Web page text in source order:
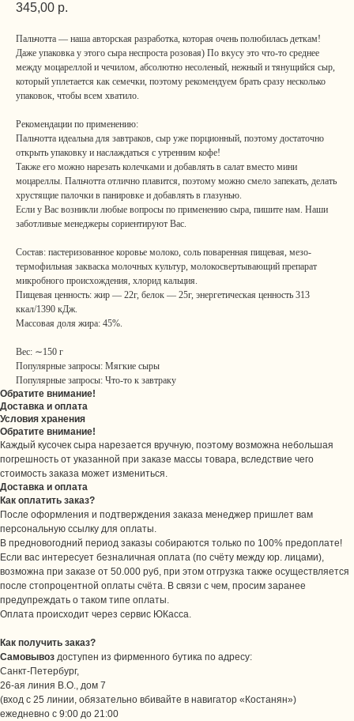
345,00 р.
Пальчотта — наша авторская разработка, которая очень полюбилась деткам!
Даже упаковка у этого сыра неспроста розовая) По вкусу это что-то среднее
между моцареллой и чечилом, абсолютно несоленый, нежный и тянущийся сыр,
который уплетается как семечки, поэтому рекомендуем брать сразу несколько
упаковок, чтобы всем хватило.
Рекомендации по применению:
Пальчотта идеальна для завтраков, сыр уже порционный, поэтому достаточно
открыть упаковку и наслаждаться с утренним кофе!
Также его можно нарезать колечками и добавлять в салат вместо мини
моцареллы. Пальчотта отлично плавится, поэтому можно смело запекать, делать
хрустящие палочки в панировке и добавлять в глазунью.
Если у Вас возникли любые вопросы по применению сыра, пишите нам. Наши
заботливые менеджеры сориентируют Вас.
Состав: пастеризованное коровье молоко, соль поваренная пищевая, мезо-
термофильная закваска молочных культур, молокосвертывающий препарат
микробного происхождения, хлорид кальция.
Пищевая ценность: жир — 22г, белок — 25г, энергетическая ценность 313
ккал/1390 кДж.
Массовая доля жира: 45%.
Вес: ∼150 г
Популярные запросы: Мягкие сыры
Популярные запросы: Что-то к завтраку
Обратите внимание!
Доставка и оплата
Условия хранения
Обратите внимание!
Каждый кусочек сыра нарезается вручную, поэтому возможна небольшая
погрешность от указанной при заказе массы товара, вследствие чего
стоимость заказа может измениться.
Доставка и оплата
Как оплатить заказ?
После оформления и подтверждения заказа менеджер пришлет вам
персональную ссылку для оплаты.
В предновогодний период заказы собираются только по 100% предоплате!
Если вас интересует безналичная оплата (по счёту между юр. лицами),
возможна при заказе от 50.000 руб, при этом отгрузка также осуществляется
после стопроцентной оплаты счёта. В связи с чем, просим заранее
предупреждать о таком типе оплаты.
Оплата происходит через сервис ЮКасса.
Как получить заказ?
Самовывоз доступен из фирменного бутика по адресу:
Санкт-Петербург,
26-ая линия В.О., дом 7
(вход с 25 линии, обязательно вбивайте в навигатор «Костанян»)
ежедневно с 9:00 до 21:00